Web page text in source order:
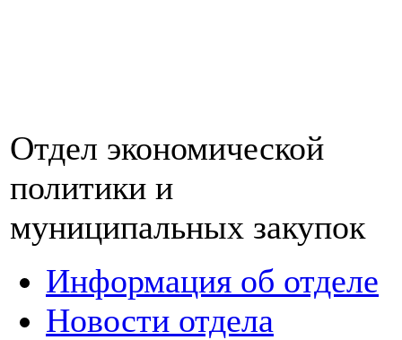
Отдел экономической
политики и
муниципальных закупок
Информация об отделе
Новости отдела